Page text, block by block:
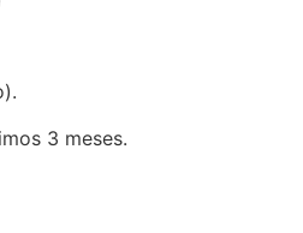
3 meses.